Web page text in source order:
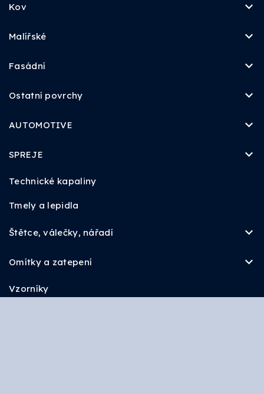
Kov
Malířské
Fasádní
Ostatní povrchy
AUTOMOTIVE
SPREJE
Technické kapaliny
Tmely a lepidla
Štětce, válečky, nářadí
Omítky a zatepení
Vzorníky